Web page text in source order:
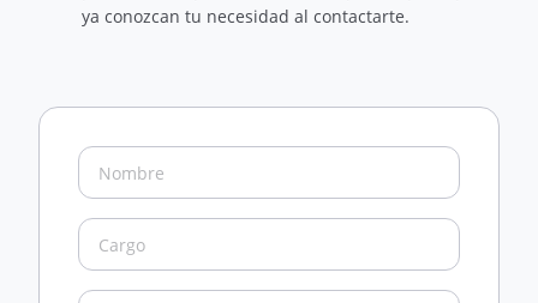
ya conozcan tu necesidad al contactarte.